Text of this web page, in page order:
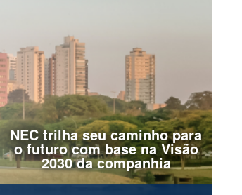
NEC trilha seu caminho para
o futuro com base na Visão
2030 da companhia